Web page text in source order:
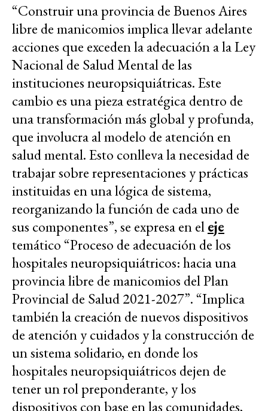
“Construir una provincia de Buenos Aires
libre de manicomios implica llevar adelante
acciones que exceden la adecuación a la Ley
Nacional de Salud Mental de las
instituciones neuropsiquiátricas. Este
cambio es una pieza estratégica dentro de
una transformación más global y profunda,
que involucra al modelo de atención en
salud mental. Esto conlleva la necesidad de
trabajar sobre representaciones y prácticas
instituidas en una lógica de sistema,
reorganizando la función de cada uno de
sus componentes”, se expresa en eleje
temático “Proceso de adecuación de los
hospitales neuropsiquiátricos: hacia una
provincia libre de manicomios del Plan
Provincial de Salud 2021-2027”. “Implica
también la creación de nuevos dispositivos
de atención y cuidados y la construcción de
un sistema solidario, en donde los
hospitales neuropsiquiátricos dejen de
tener un rol preponderante, y los
dispositivos con base en las comunidades,